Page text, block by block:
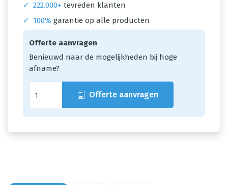
✓ 222.000+ tevreden klanten
✓
100% garantie op alle producten
Offerte aanvragen
Benieuwd naar de mogelijkheden bij hoge
afname?
Offerte aanvragen